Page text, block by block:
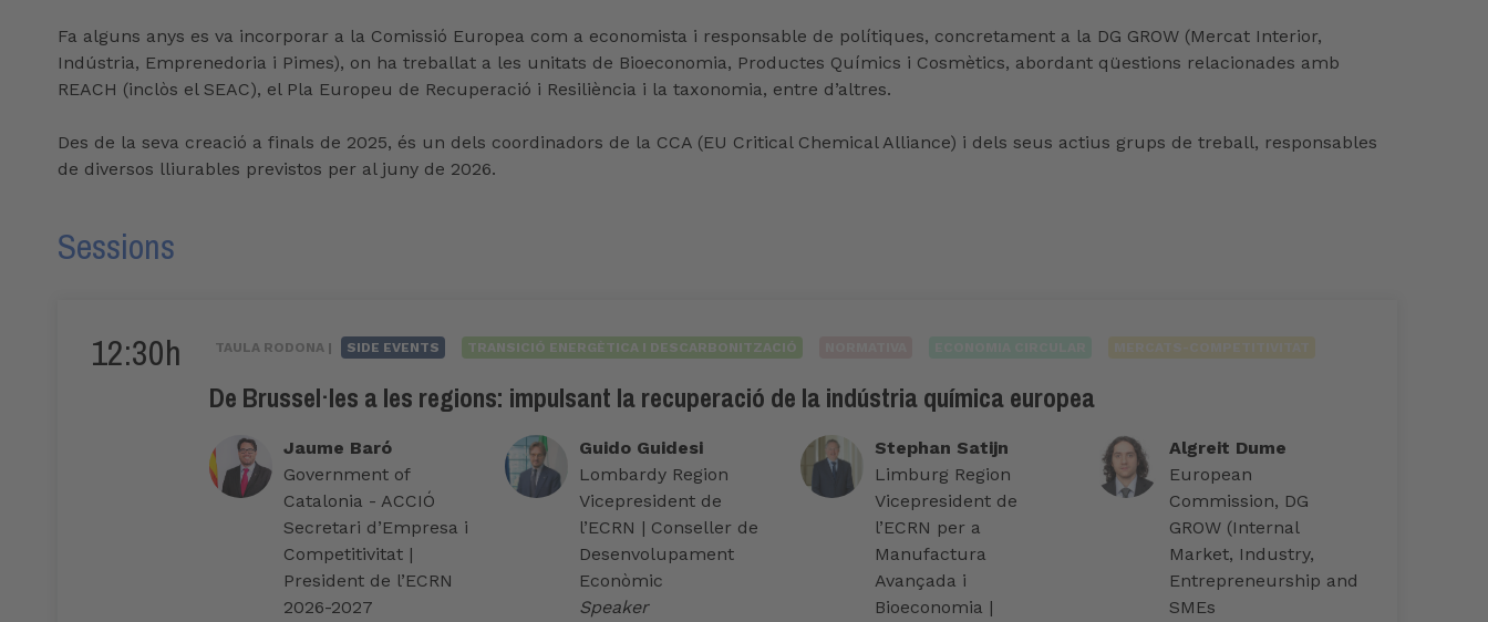
Fa alguns anys es va incorporar a la Comissió Europea com a economista i responsable de polítiques, concretament a la DG GROW (Mercat Interior,
Indústria, Emprenedoria i Pimes), on ha treballat a les unitats de Bioeconomia, Productes Químics i Cosmètics, abordant qüestions relacionades amb
REACH (inclòs el SEAC), el Pla Europeu de Recuperació i Resiliència i la taxonomia, entre d’altres.
Des de la seva creació a finals de 2025, és un dels coordinadors de la CCA (EU Critical Chemical Alliance) i dels seus actius grups de treball, responsables
de diversos lliurables previstos per al juny de 2026.
Sessions
12:30h TAULA RODONA | SIDE EVENTS TRANSICIÓ ENERGÈTICA I DESCARBONITZACIÓ
De Brussel·les a les regions: impulsant la recuperació de la indústria química europea
Jaume Baró
Government of
Catalonia - ACCIÓ
Secretari d’Empresa i
Competitivitat |
President de l’ECRN
2026-2027
Guido Guidesi
Lombardy Region
Vicepresident de
l’ECRN | Conseller de
Desenvolupament
Econòmic
Speaker
Stephan Satijn
Limburg Region
Vicepresident de
l’ECRN per a
Manufactura
Avançada i
Bioeconomia |
Algreit Dume
European
Commission, DG
GROW (Internal
Market, Industry,
Entrepreneurship and
SMEs